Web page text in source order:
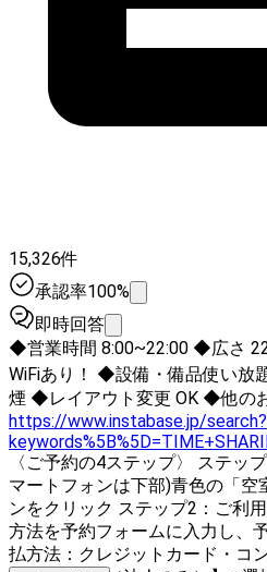
15,326件
承認率100%
即時回答
◆営業時間 8:00~22:00 ◆広さ
WiFiあり！ ◆設備・備品使い放
煙 ◆レイアウ
https://www.instabase.jp/search?
〈ご予約の4ステップ〉 ステッ
マートフォンは下部)青色の「空
ンをクリック ステップ2：ご利用日時やお客様情報、お支払
方法を予約フォームに入力し、
払方法：クレジットカード・コ